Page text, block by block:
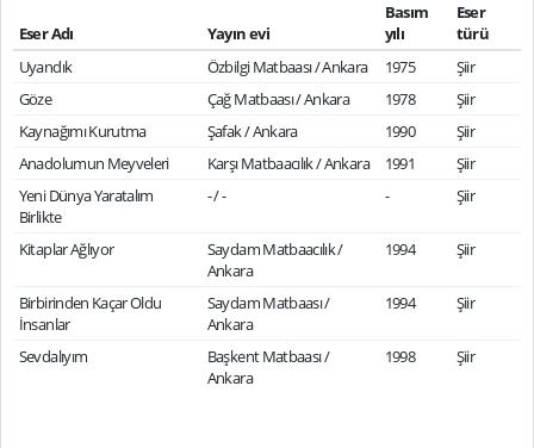
Eser Adı Yayın evi
Basım
yılı
Eser
türü
Uyandık
Özbilgi Matbaası / Ankara 1975
Şiir
Göze
Çağ Matbaası / Ankara 1978
Şiir
Kaynağımı Kurutma
Şafak / Ankara 1990
Şiir
Anadolumun Meyveleri
Karşı Matbaacılık / Ankara 1991
Şiir
Yeni Dünya Yaratalım
Birlikte
- / - - Şiir
Kitaplar Ağlıyor
Saydam Matbaacılık /
Ankara
1994 Şiir
Birbirinden Kaçar Oldu
İnsanlar
Saydam Matbaası /
Ankara
1994 Şiir
Sevdalıyım
Başkent Matbaası /
Ankara
1998 Şiir